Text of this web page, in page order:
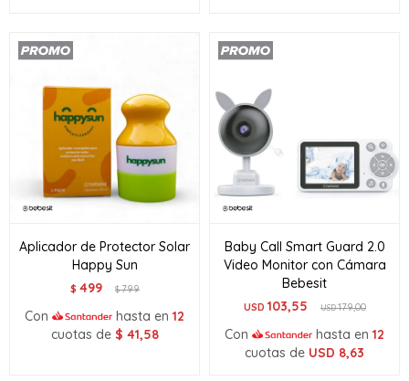
Aplicador de Protector Solar
Happy Sun
$ 499 $799
Con hasta en 12
cuotas de $ 41,58
Baby Call Smart Guard 2.0
Video Monitor con Cámara
Bebesit
USD 103,55 USD179,00
Con hasta en 12
cuotas de USD 8,63